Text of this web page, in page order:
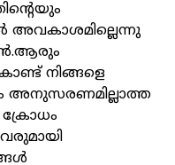
അവകാശമില്ലെന്നു
നിങ്ങളെ
അനുസരണമില്ലാത്ത